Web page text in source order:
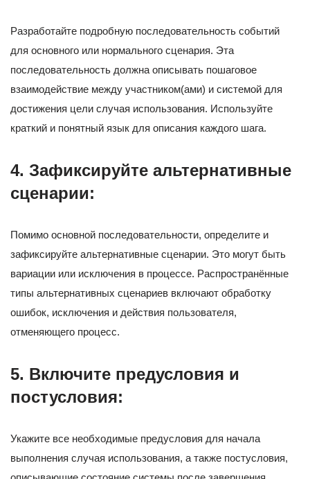
Разработайте подробную последовательность событий
для основного или нормального сценария. Эта
последовательность должна описывать пошаговое
взаимодействие между участником(ами) и системой для
достижения цели случая использования. Используйте
краткий и понятный язык для описания каждого шага.
4. Зафиксируйте альтернативные
сценарии:
Помимо основной последовательности, определите и
зафиксируйте альтернативные сценарии. Это могут быть
вариации или исключения в процессе. Распространённые
типы альтернативных сценариев включают обработку
ошибок, исключения и действия пользователя,
отменяющего процесс.
5. Включите предусловия и
постусловия:
Укажите все необходимые предусловия для начала
выполнения случая использования, а также постусловия,